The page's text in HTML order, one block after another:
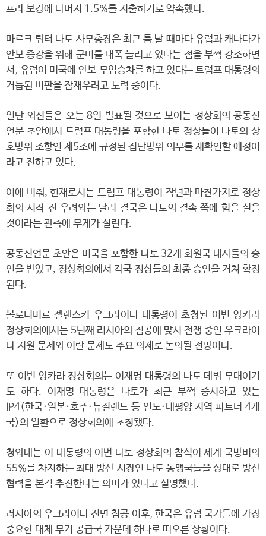
프라 보강에 나머지 1.5%를 지출하기로 약속했다.
마르크 뤼터 나토 사무총장은 최근 틈 날 때마다 유럽과 캐나다가
안보 증강을 위해 군비를 대폭 늘리고 있다는 점을 부쩍 강조하면
서, 유럽이 미국에 안보 무임승차를 하고 있다는 트럼프 대통령의
거듭된 비판을 잠재우려고 노력 중이다.
일단 외신들은 오는 8일 발표될 것으로 보이는 정상회의 공동선
언문 초안에서 트럼프 대통령을 포함한 나토 정상들이 나토의 상
호방위 조항인 제5조에 규정된 집단방위 의무를 재확인할 예정이
라고 전하고 있다.
이에 비춰, 현재로서는 트럼프 대통령이 작년과 마찬가지로 정상
회의 시작 전 우려와는 달리 결국은 나토의 결속 쪽에 힘을 실을
것이라는 관측에 무게가 실린다.
공동선언문 초안은 미국을 포함한 나토 32개 회원국 대사들의 승
인을 받았고, 정상회의에서 각국 정상들의 최종 승인을 거쳐 확정
된다.
볼로디미르 젤렌스키 우크라이나 대통령이 초청된 이번 앙카라
정상회의에서는 5년째 러시아의 침공에 맞서 전쟁 중인 우크라이
나 지원 문제와 이란 문제도 주요 의제로 논의될 전망이다.
또 이번 앙카라 정상회의는 이재명 대통령의 나토 데뷔 무대이기
도 하다. 이재명 대통령은 나토가 최근 부쩍 중시하고 있는
IP4(한국·일본·호주·뉴질랜드 등 인도·태평양 지역 파트너 4개
국)의 일환으로 정상회의에 초청됐다.
청와대는 이 대통령의 이번 나토 정상회의 참석이 세계 국방비의
55%를 차지하는 최대 방산 시장인 나토 동맹국들을 상대로 방산
협력을 본격 추진한다는 의미가 있다고 설명했다.
러시아의 우크라이나 전면 침공 이후, 한국은 유럽 국가들에 가장
중요한 대체 무기 공급국 가운데 하나로 떠오른 상황이다.